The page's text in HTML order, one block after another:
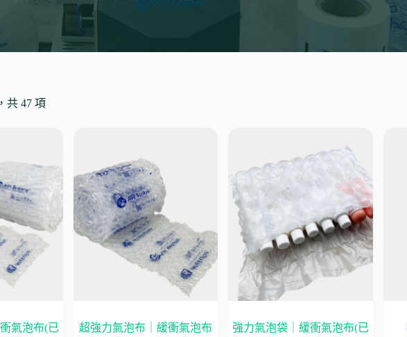
共 47 項
氣泡布(已
超強力氣泡布｜緩衝氣泡布
強力氣泡袋｜緩衝氣泡布(已